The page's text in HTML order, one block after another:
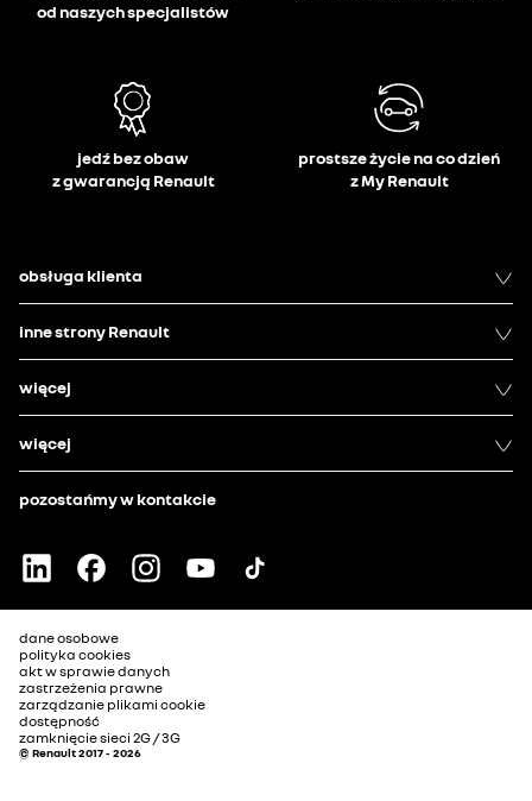
od naszych specjalistów
jedź bez obaw
z gwarancją Renault
prostsze życie na co dzień
z My Renault
obsługa klienta
inne strony Renault
więcej
więcej
pozostańmy w kontakcie
dane osobowe
polityka cookies
akt w sprawie danych
zastrzeżenia prawne
zarządzanie plikami cookie
dostępność
zamknięcie sieci 2G / 3G
© Renault 2017 - 2026